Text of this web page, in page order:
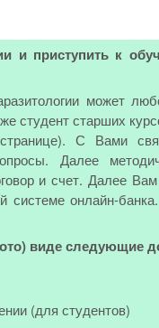
и приступить к
может
студент старших
С Вами
Далее
и счет. Далее
системе онлайн-
виде следующие
(для студентов)